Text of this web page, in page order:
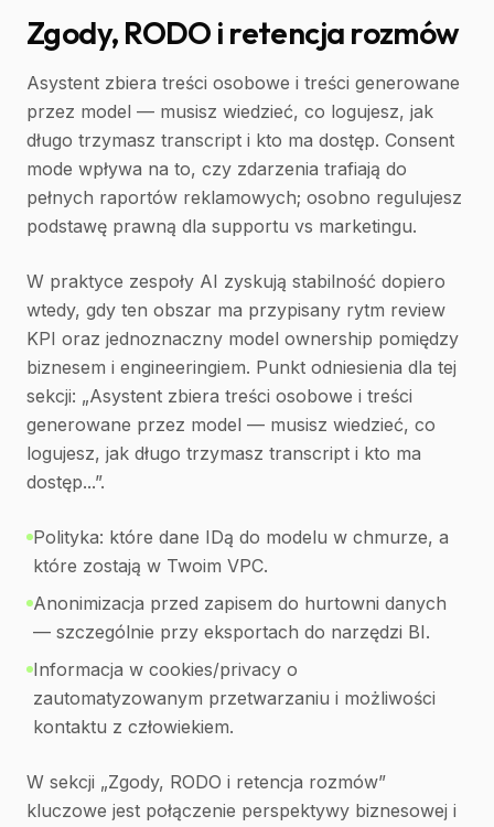
Zgody, RODO i retencja rozmów
Asystent zbiera treści osobowe i treści generowane
przez model — musisz wiedzieć, co logujesz, jak
długo trzymasz transcript i kto ma dostęp. Consent
mode wpływa na to, czy zdarzenia trafiają do
pełnych raportów reklamowych; osobno regulujesz
podstawę prawną dla supportu vs marketingu.
W praktyce zespoły AI zyskują stabilność dopiero
wtedy, gdy ten obszar ma przypisany rytm review
KPI oraz jednoznaczny model ownership pomiędzy
biznesem i engineeringiem. Punkt odniesienia dla tej
sekcji: „Asystent zbiera treści osobowe i treści
generowane przez model — musisz wiedzieć, co
logujesz, jak długo trzymasz transcript i kto ma
dostęp...”.
Polityka: które dane IDą do modelu w chmurze, a
które zostają w Twoim VPC.
Anonimizacja przed zapisem do hurtowni danych
— szczególnie przy eksportach do narzędzi BI.
Informacja w cookies/privacy o
zautomatyzowanym przetwarzaniu i możliwości
kontaktu z człowiekiem.
W sekcji „Zgody, RODO i retencja rozmów”
kluczowe jest połączenie perspektywy biznesowej i